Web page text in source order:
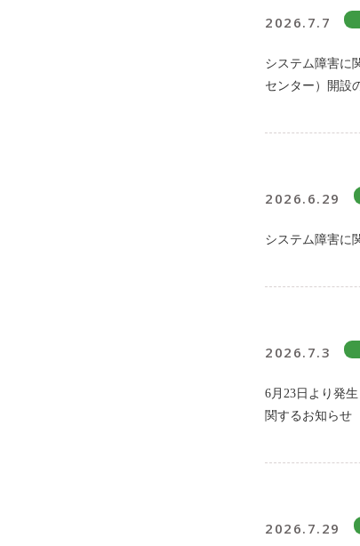
2026.7.7
システム障害に
センター）開設
2026.6.29
システム障害に
2026.7.3
6月23日より発
関するお知らせ
2026.7.29